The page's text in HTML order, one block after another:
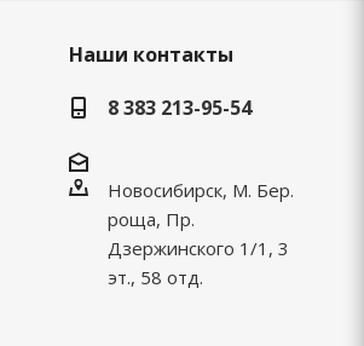
Наши контакты
8 383 213-95-54
Новосибирск, М. Бер.
роща, Пр.
Дзержинского 1/1, 3
эт., 58 отд.